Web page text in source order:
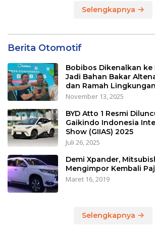
Selengkapnya
Berita Otomotif
Bobibos Dikenalkan ke
Jadi Bahan Bakar
dan Ramah Lingkungan
November 13, 2025
BYD Atto 1 Resmi
Gaikindo Indonesia
Show (GIIAS) 2025
Juli 26, 2025
Demi Xpander,
Mengimpor Kembali
Maret 16, 2019
Selengkapnya